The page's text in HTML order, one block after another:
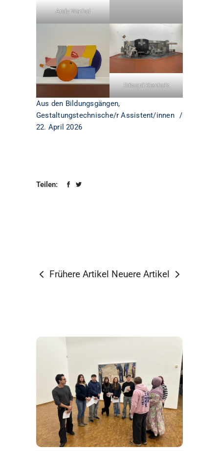
Andy Warhol
Edward Kienholz
Aus den Bildungsgängen,
Gestaltungstechnische/r Assistent/innen
22. April 2026
Teilen:
Frühere Artikel Neuere Artikel